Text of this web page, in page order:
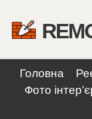
Головна
Фото